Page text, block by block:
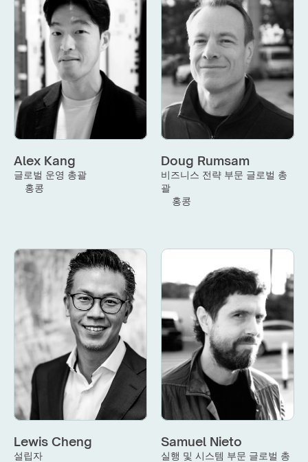
Alex Kang
글로벌 운영 총괄
홍콩
Doug Rumsam
비즈니스 전략 부문 글로벌 총
괄
홍콩
Lewis Cheng
설립자
Samuel Nieto
실행 및 시스템 부문 글로벌 총